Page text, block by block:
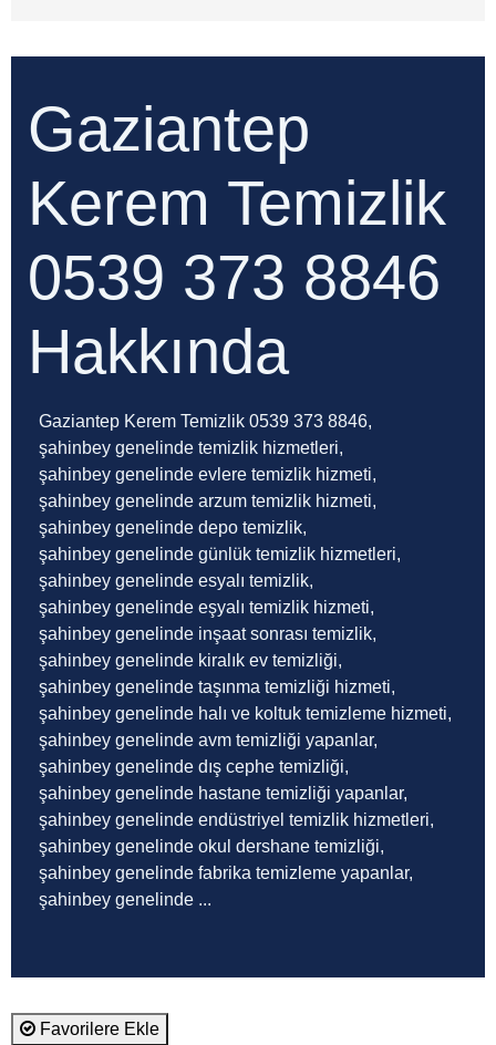
Gaziantep
Kerem Temizlik
0539 373 8846
Hakkında
Gaziantep Kerem Temizlik 0539 373 8846,
şahinbey genelinde temizlik hizmetleri,
şahinbey genelinde evlere temizlik hizmeti,
şahinbey genelinde arzum temizlik hizmeti,
şahinbey genelinde depo temizlik,
şahinbey genelinde günlük temizlik hizmetleri,
şahinbey genelinde esyalı temizlik,
şahinbey genelinde eşyalı temizlik hizmeti,
şahinbey genelinde inşaat sonrası temizlik,
şahinbey genelinde kiralık ev temizliği,
şahinbey genelinde taşınma temizliği hizmeti,
şahinbey genelinde halı ve koltuk temizleme hizmeti,
şahinbey genelinde avm temizliği yapanlar,
şahinbey genelinde dış cephe temizliği,
şahinbey genelinde hastane temizliği yapanlar,
şahinbey genelinde endüstriyel temizlik hizmetleri,
şahinbey genelinde okul dershane temizliği,
şahinbey genelinde fabrika temizleme yapanlar,
şahinbey genelinde ...
Favorilere Ekle